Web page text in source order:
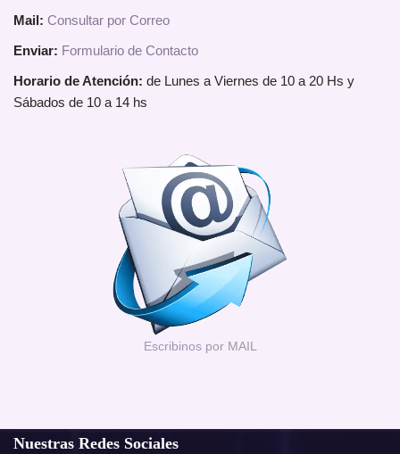
Mail: Consultar por Correo
Enviar: Formulario de Contacto
Horario de Atención: de Lunes a Viernes de 10 a 20 Hs y
Sábados de 10 a 14 hs
Escribinos por MAIL
Nuestras Redes Sociales